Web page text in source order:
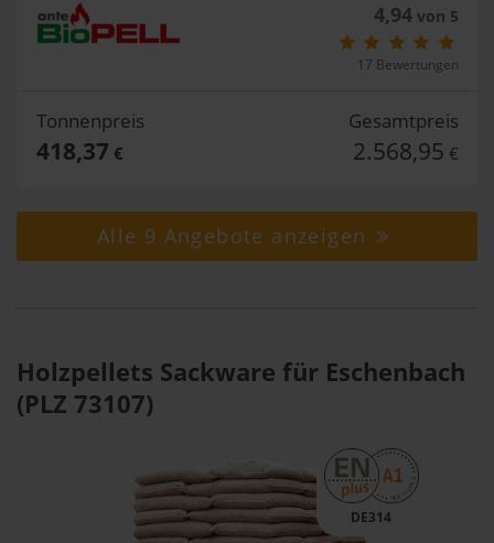
4,94von 5
17 Bewertungen
Tonnenpreis
418,37 €
Gesamtpreis
2.568,95 €
Alle 9 Angebote anzeigen
Holzpellets Sackware für Eschenbach
(PLZ 73107)
DE314